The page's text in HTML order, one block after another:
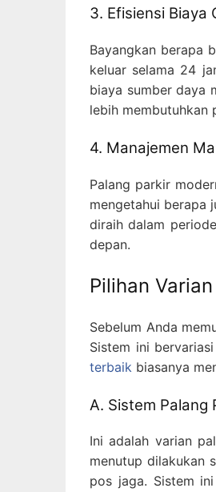
3. Efisiensi Biaya
Bayangkan berapa
keluar selama 24
biaya sumber daya
lebih membutuhkan
4. Manajemen
Palang parkir
mengetahui berapa
diraih dalam
depan.
Pilihan
Sebelum Anda
Sistem ini
terbaik biasanya
A. Sistem Palang
Ini adalah varian
menutup dilakukan
pos jaga. Sistem